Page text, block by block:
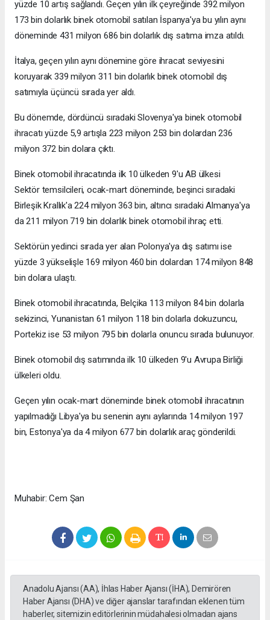
yüzde 10 artış sağlandı. Geçen yılın ilk çeyreğinde 392 milyon
173 bin dolarlık binek otomobil satılan İspanya'ya bu yılın aynı
döneminde 431 milyon 686 bin dolarlık dış satıma imza atıldı.
İtalya, geçen yılın aynı dönemine göre ihracat seviyesini
koruyarak 339 milyon 311 bin dolarlık binek otomobil dış
satımıyla üçüncü sırada yer aldı.
Bu dönemde, dördüncü sıradaki Slovenya'ya binek otomobil
ihracatı yüzde 5,9 artışla 223 milyon 253 bin dolardan 236
milyon 372 bin dolara çıktı.
Binek otomobil ihracatında ilk 10 ülkeden 9'u AB ülkesi
Sektör temsilcileri, ocak-mart döneminde, beşinci sıradaki
Birleşik Krallık'a 224 milyon 363 bin, altıncı sıradaki Almanya'ya
da 211 milyon 719 bin dolarlık binek otomobil ihraç etti.
Sektörün yedinci sırada yer alan Polonya'ya dış satımı ise
yüzde 3 yükselişle 169 milyon 460 bin dolardan 174 milyon 848
bin dolara ulaştı.
Binek otomobil ihracatında, Belçika 113 milyon 84 bin dolarla
sekizinci, Yunanistan 61 milyon 118 bin dolarla dokuzuncu,
Portekiz ise 53 milyon 795 bin dolarla onuncu sırada bulunuyor.
Binek otomobil dış satımında ilk 10 ülkeden 9'u Avrupa Birliği
ülkeleri oldu.
Geçen yılın ocak-mart döneminde binek otomobil ihracatının
yapılmadığı Libya'ya bu senenin aynı aylarında 14 milyon 197
bin, Estonya'ya da 4 milyon 677 bin dolarlık araç gönderildi.
Muhabir: Cem Şan
Anadolu Ajansı (AA), İhlas Haber Ajansı (İHA), Demirören
Haber Ajansı (DHA) ve diğer ajanslar tarafından eklenen tüm
haberler, sitemizin editörlerinin müdahalesi olmadan ajans